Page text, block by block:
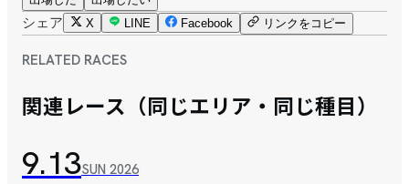
シェア X LINE Facebook リンクをコピー
RELATED RACES
関連レース（同じエリア・同じ種目）
9.13SUN 2026